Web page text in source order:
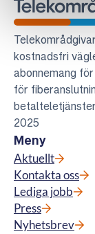
kostnadsfri
abonnemang
för
2025
Meny
Aktuellt
Kontakta oss
Lediga jobb
Press
Nyhetsbrev